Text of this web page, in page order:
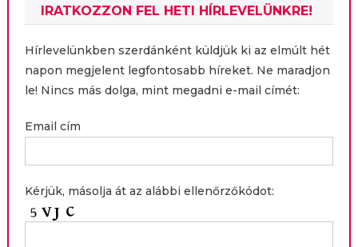
IRATKOZZON FEL HETI HÍRLEVELÜNKRE!
Hírlevelünkben szerdánként küldjük ki az elmúlt hét
napon megjelent legfontosabb híreket. Ne maradjon
le! Nincs más dolga, mint megadni e-mail címét:
Email cím
Kérjük, másolja át az alábbi ellenőrzőkódot: